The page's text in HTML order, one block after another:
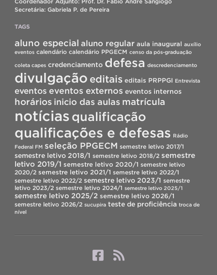
Secretária: Gabriela P. de Pereira
TAGS
aluno especial aluno regular aula inaugural auxílio
eventos calendário calendário PPGECM censo da pós-graduação
coleta capes credenciamento defesa descredenciamento
divulgação editais editais PRPPGI Entrevista
eventos eventos externos eventos internos
horários inicio das aulas matrícula
notícias qualificação
qualificações e defesas Rádio
Federal FM seleção PPGECM semestre letivo 2017/1
semestre letivo 2018/1 semestre letivo 2018/2 semestre
letivo 2019/1 semestre letivo 2020/1 semestre letivo
2020/2 semestre letivo 2021/1 semestre letivo 2022/1
semestre letivo 2022/2 semestre letivo 2023/1 semestre
letivo 2023/2 semestre letivo 2024/1 semestre letivo 2025/1
semestre letivo 2025/2 semestre letivo 2026/1
semestre letivo 2026/2 sucupira teste de proficiência troca de
nível